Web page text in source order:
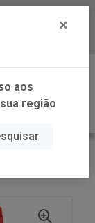
APP
0
×
aos
região